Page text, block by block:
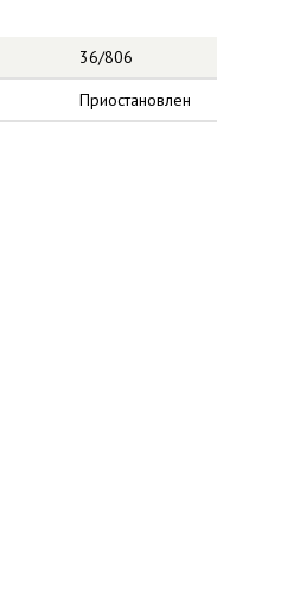
36/806
Приостановлен